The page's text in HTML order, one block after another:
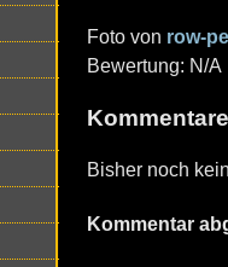
Foto von row-
Bewertung: N/A
Kommentare
Bisher noch
Kommentar